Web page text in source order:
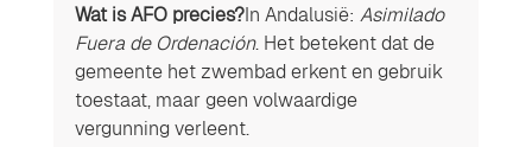
Wat is AFO precies?In Andalusië: Asimilado
Fuera de Ordenación. Het betekent dat de
gemeente het zwembad erkent en gebruik
toestaat, maar geen volwaardige
vergunning verleent.